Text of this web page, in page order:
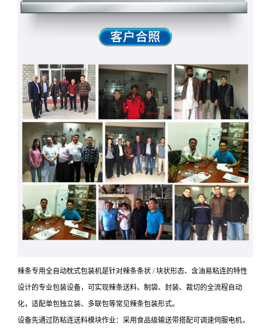
辣条专用全自动枕式包装机是针对辣条条状 / 块状形态、含油易粘连的特性
设计的专业包装设备，可实现辣条送料、制袋、封装、裁切的全流程自动
化，适配单包独立装、多联包等常见辣条包装形式。
设备先通过防粘连送料模块作业：采用食品级输送带搭配可调速伺服电机，